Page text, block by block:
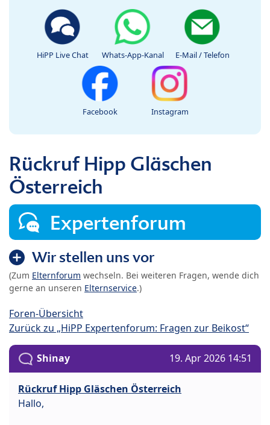
HiPP Live Chat Whats-App-Kanal E-Mail / Telefon
Facebook Instagram
Rückruf Hipp Gläschen
Österreich
Expertenforum
Wir stellen uns vor
(Zum Elternforum wechseln. Bei weiteren Fragen, wende dich
gerne an unseren Elternservice.)
Foren-Übersicht
Zurück zu „HiPP Expertenforum: Fragen zur Beikost“
Shinay 19. Apr 2026 14:51
Rückruf Hipp Gläschen Österreich
Hallo,